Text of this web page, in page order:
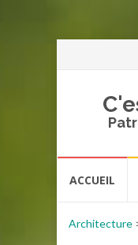
ACCUEIL
Architecture